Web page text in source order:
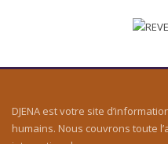
DJENA est votre site
humains. Nous couvrons toute